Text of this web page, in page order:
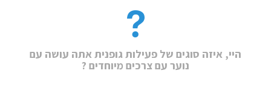
היי, איזה סוגים של פעילות גופנית אתה עושה עם
נוער עם צרכים מיוחדים ?